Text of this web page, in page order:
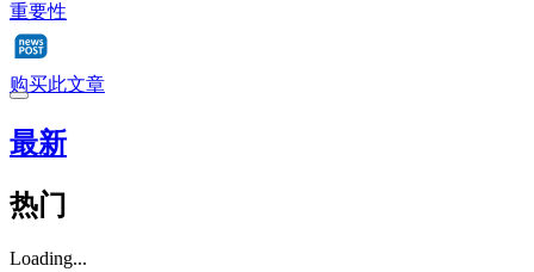
重要性
购买此文章
最新
热门
Loading...